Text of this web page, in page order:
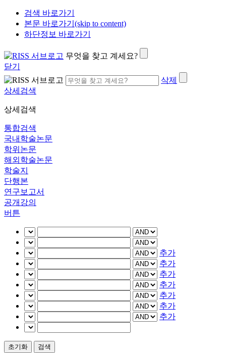
검색 바로가기
본문 바로가기(skip to content)
하단정보 바로가기
무엇을 찾고 계세요?
닫기
삭제
상세검색
상세검색
통합검색
국내학술논문
학위논문
해외학술논문
학술지
단행본
연구보고서
공개강의
버튼
추가
추가
추가
추가
추가
추가
추가